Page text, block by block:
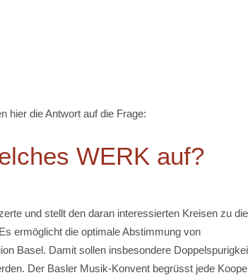
hier die Antwort auf die Frage:
WERK auf?
und stellt den daran interessierten Kreisen zu
ermöglicht die optimale Abstimmung von
Basel. Damit sollen insbesondere
Der Basler Musik-Konvent begrüsst jede